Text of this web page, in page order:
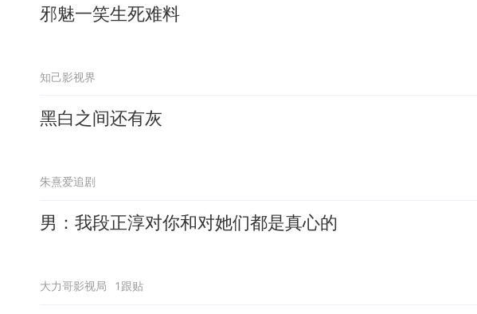
邪魅一笑生死难料
知己影视界
黑白之间还有灰
朱熹爱追剧
男：我段正淳对你和对她们都是真心的
大力哥影视局 1跟贴